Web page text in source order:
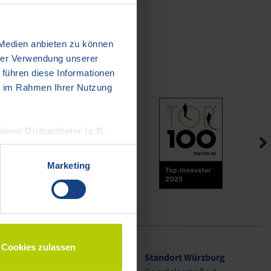
anbieten zu können
Verwendung unserer
diese Informationen
Rahmen Ihrer Nutzung
Drittanbieter (z.B.
kann:
mit einem nach EU-
Impressum
Marketing
Cookies zulassen
Standort Würzburg